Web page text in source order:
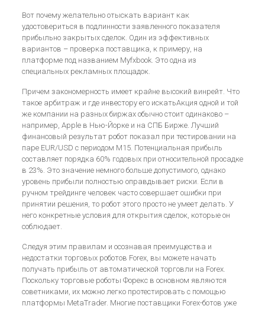
Вот почему желательно отыскать вариант как
удостовериться в подлинности заявленного показателя
прибыльно закрытых сделок. Один из эффективных
вариантов – проверка поставщика, к примеру, на
платформе под названием Myfxbook. Это одна из
специальных рекламных площадок.
Причем закономерность имеет крайне высокий винрейт. Что
такое арбитраж и где инвестору его искатьАкция одной и той
же компании на разных биржах обычно стоит одинаково –
например, Apple в Нью-Йорке и на СПБ Бирже. Лучший
финансовый результат робот показал при тестировании на
паре EUR/USD с периодом М15. Потенциальная прибыль
составляет порядка 60% годовых при относительной просадке
в 23%. Это значение немного больше допустимого, однако
уровень прибыли полностью оправдывает риски. Если в
ручном трейдинге человек часто совершает ошибки при
принятии решения, то робот этого просто не умеет делать. У
него конкретные условия для открытия сделок, которые он
соблюдает.
Следуя этим правилам и осознавая преимущества и
недостатки торговых роботов Forex, вы можете начать
получать прибыль от автоматической торговли на Forex.
Поскольку торговые роботы Форекс в основном являются
советниками, их можно легко протестировать с помощью
платформы MetaTrader. Многие поставщики Forex-ботов уже